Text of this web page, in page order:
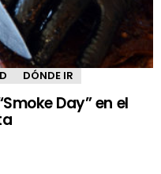
DÓNDE IR
Day” en el